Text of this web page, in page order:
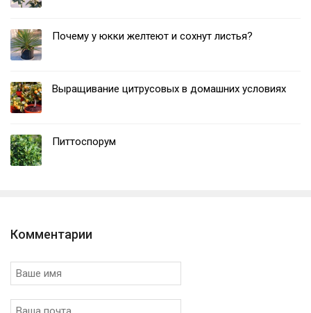
Почему у юкки желтеют и сохнут листья?
Выращивание цитрусовых в домашних условиях
Питтоспорум
Комментарии